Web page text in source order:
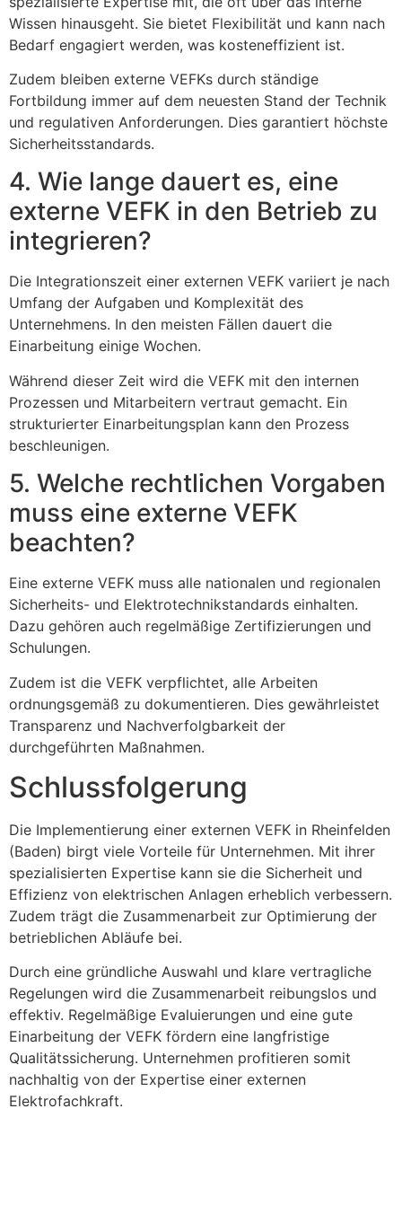
Wissen hinausgeht. Sie bietet Flexibilität und kann nach
Bedarf engagiert werden, was kosteneffizient ist.
Zudem bleiben externe VEFKs durch ständige
Fortbildung immer auf dem neuesten Stand der Technik
und regulativen Anforderungen. Dies garantiert höchste
Sicherheitsstandards.
4. Wie lange dauert es, eine
externe VEFK in den Betrieb zu
integrieren?
Die Integrationszeit einer externen VEFK variiert je nach
Umfang der Aufgaben und Komplexität des
Unternehmens. In den meisten Fällen dauert die
Einarbeitung einige Wochen.
Während dieser Zeit wird die VEFK mit den internen
Prozessen und Mitarbeitern vertraut gemacht. Ein
strukturierter Einarbeitungsplan kann den Prozess
beschleunigen.
5. Welche rechtlichen Vorgaben
muss eine externe VEFK
beachten?
Eine externe VEFK muss alle nationalen und regionalen
Sicherheits- und Elektrotechnikstandards einhalten.
Dazu gehören auch regelmäßige Zertifizierungen und
Schulungen.
Zudem ist die VEFK verpflichtet, alle Arbeiten
ordnungsgemäß zu dokumentieren. Dies gewährleistet
Transparenz und Nachverfolgbarkeit der
durchgeführten Maßnahmen.
Schlussfolgerung
Die Implementierung einer externen VEFK in Rheinfelden
(Baden) birgt viele Vorteile für Unternehmen. Mit ihrer
spezialisierten Expertise kann sie die Sicherheit und
Effizienz von elektrischen Anlagen erheblich verbessern.
Zudem trägt die Zusammenarbeit zur Optimierung der
betrieblichen Abläufe bei.
Durch eine gründliche Auswahl und klare vertragliche
Regelungen wird die Zusammenarbeit reibungslos und
effektiv. Regelmäßige Evaluierungen und eine gute
Einarbeitung der VEFK fördern eine langfristige
Qualitätssicherung. Unternehmen profitieren somit
nachhaltig von der Expertise einer externen
Elektrofachkraft.